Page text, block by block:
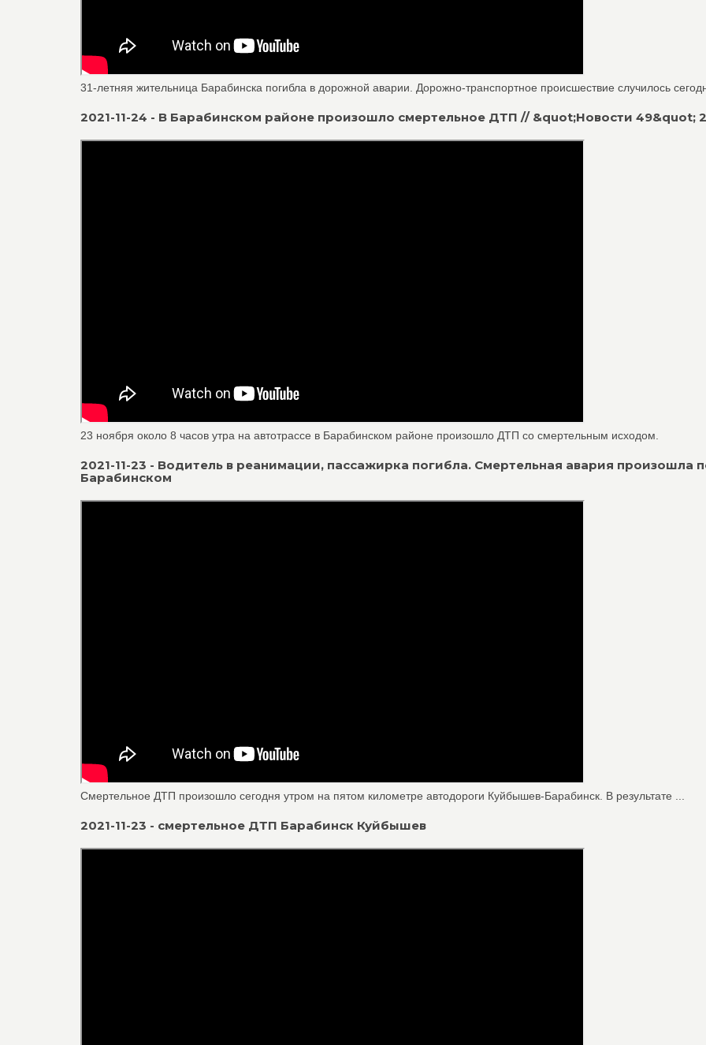
31-летняя жительница Барабинска погибла в дорожной аварии. Дорожно-транспортное происшествие случилось
2021-11-24 - В Барабинском районе произошло смертельное ДТП // &quot;Новости 49&quot;
23 ноября около 8 часов утра на автотрассе в Барабинском районе произошло ДТП со смертельным исходом.
2021-11-23 - Водитель в реанимации, пассажирка погибла. Смертельная авария произошла
Барабинском
Смертельное ДТП произошло сегодня утром на пятом километре автодороги Куйбышев-Барабинск. В результате ...
2021-11-23 - смертельное ДТП Барабинск Куйбышев